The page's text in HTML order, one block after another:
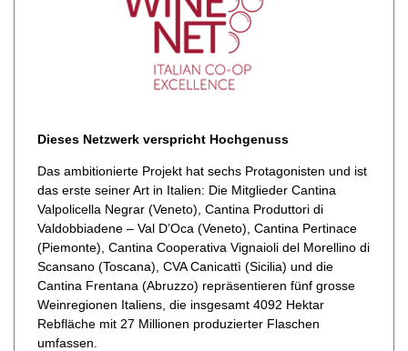
Dieses Netzwerk verspricht Hochgenuss
Das ambitionierte Projekt hat sechs Protagonisten und ist
das erste seiner Art in Italien: Die Mitglieder Cantina
Valpolicella Negrar (Veneto), Cantina Produttori di
Valdobbiadene – Val D’Oca (Veneto), Cantina Pertinace
(Piemonte), Cantina Cooperativa Vignaioli del Morellino di
Scansano (Toscana), CVA Canicattì (Sicilia) und die
Cantina Frentana (Abruzzo) repräsentieren fünf grosse
Weinregionen Italiens, die insgesamt 4092 Hektar
Rebfläche mit 27 Millionen produzierter Flaschen
umfassen.